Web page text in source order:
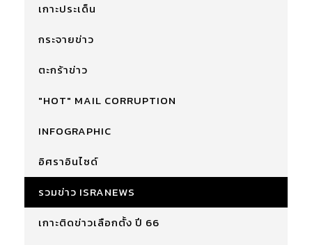
เกาะประเด็น
กระจายข่าว
ตะกร้าข่าว
"HOT" MAIL CORRUPTION
INFOGRAPHIC
อิศราอินไซด์
รวมข่าว ISRANEWS
เกาะติดข่าวเลือกตั้ง ปี 66